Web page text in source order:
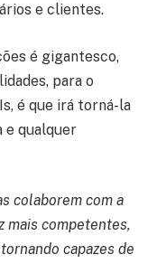
e clientes.
é gigantesco,
para o
é que irá torná-la
e qualquer
colaborem com a
mais competentes,
capazes de